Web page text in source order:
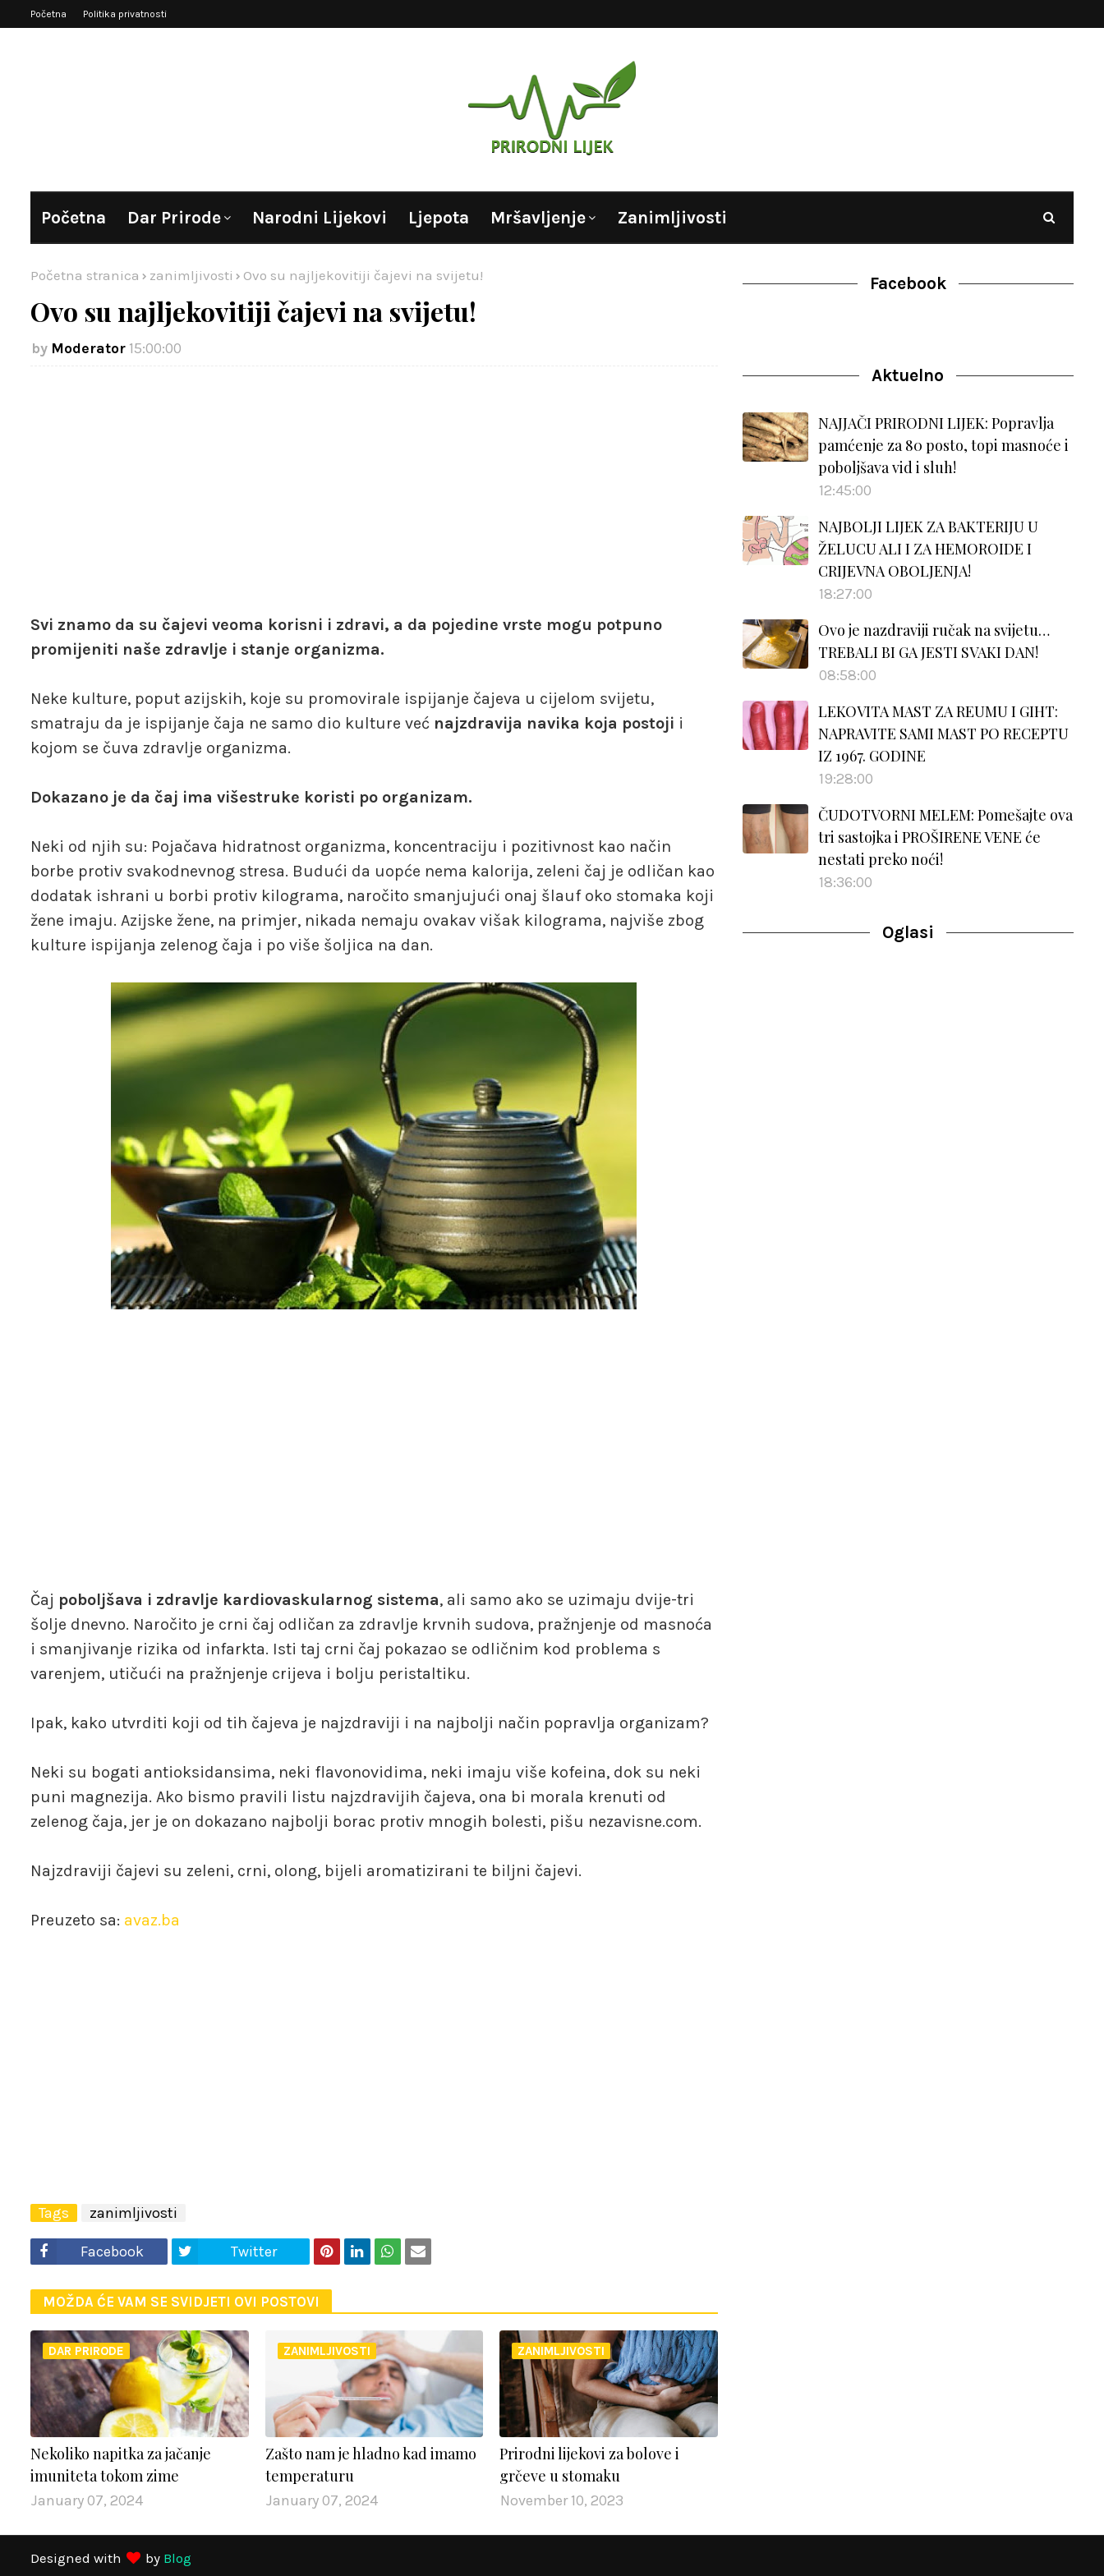
Početna Politika privatnosti
Početna Dar Prirode Narodni Lijekovi Ljepota Mršavljenje Zanimljivosti
Početna stranica zanimljivosti Ovo su najljekovitiji čajevi na svijetu!
Ovo su najljekovitiji čajevi na svijetu!
Moderator 15:00:00
Svi znamo da su čajevi veoma korisni i zdravi, a da pojedine vrste mogu potpuno
promijeniti naše zdravlje i stanje organizma.
Neke kulture, poput azijskih, koje su promovirale ispijanje čajeva u cijelom svijetu,
smatraju da je ispijanje čaja ne samo dio kulture već najzdravija navika koja postoji i
kojom se čuva zdravlje organizma.
Dokazano je da čaj ima višestruke koristi po organizam.
Neki od njih su: Pojačava hidratnost organizma, koncentraciju i pozitivnost kao način
borbe protiv svakodnevnog stresa. Budući da uopće nema kalorija, zeleni čaj je odličan kao
dodatak ishrani u borbi protiv kilograma, naročito smanjujući onaj šlauf oko stomaka koji
žene imaju. Azijske žene, na primjer, nikada nemaju ovakav višak kilograma, najviše zbog
kulture ispijanja zelenog čaja i po više šoljica na dan.
Čaj poboljšava i zdravlje kardiovaskularnog sistema, ali samo ako se uzimaju dvije-tri
šolje dnevno. Naročito je crni čaj odličan za zdravlje krvnih sudova, pražnjenje od masnoća
i smanjivanje rizika od infarkta. Isti taj crni čaj pokazao se odličnim kod problema s
varenjem, utičući na pražnjenje crijeva i bolju peristaltiku.
Ipak, kako utvrditi koji od tih čajeva je najzdraviji i na najbolji način popravlja organizam?
Neki su bogati antioksidansima, neki flavonovidima, neki imaju više kofeina, dok su neki
puni magnezija. Ako bismo pravili listu najzdravijih čajeva, ona bi morala krenuti od
zelenog čaja, jer je on dokazano najbolji borac protiv mnogih bolesti, pišu nezavisne.com.
Najzdraviji čajevi su zeleni, crni, olong, bijeli aromatizirani te biljni čajevi.
Preuzeto sa: avaz.ba
Tags zanimljivosti
Facebook Twitter
MOŽDA ĆE VAM SE SVIDJETI OVI POSTOVI
DAR PRIRODE
Nekoliko napitka za jačanje
imuniteta tokom zime
January 07, 2024
ZANIMLJIVOSTI
Zašto nam je hladno kad imamo
temperaturu
January 07, 2024
ZANIMLJIVOSTI
Prirodni lijekovi za bolove i
grčeve u stomaku
November 10, 2023
Facebook
Aktuelno
NAJJAČI PRIRODNI LIJEK: Popravlja
pamćenje za 80 posto, topi masnoće i
poboljšava vid i sluh!
12:45:00
NAJBOLJI LIJEK ZA BAKTERIJU U
ŽELUCU ALI I ZA HEMOROIDE I
CRIJEVNA OBOLJENJA!
18:27:00
Ovo je nazdraviji ručak na svijetu…
TREBALI BI GA JESTI SVAKI DAN!
08:58:00
LEKOVITA MAST ZA REUMU I GIHT:
NAPRAVITE SAMI MAST PO RECEPTU
IZ 1967. GODINE
19:28:00
ČUDOTVORNI MELEM: Pomešajte ova
tri sastojka i PROŠIRENE VENE će
nestati preko noći!
18:36:00
Oglasi
Designed with by Blog